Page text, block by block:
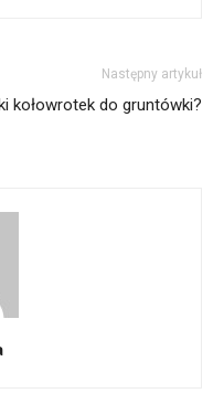
Następny artykuł
kołowrotek do gruntówki?